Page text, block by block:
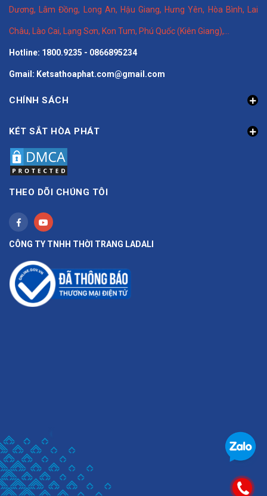
Dương, Lâm Đồng, Long An, Hậu Giang, Hưng Yên, Hòa Bình, Lai
Châu, Lào Cai, Lạng Sơn, Kon Tum, Phú Quốc (Kiên Giang),...
Hotline: 1800.9235 - 0866895234
Gmail: Ketsathoaphat.com@gmail.com
CHÍNH SÁCH
KÉT SẮT HÒA PHÁT
THEO DÕI CHÚNG TÔI
CÔNG TY TNHH THỜI TRANG LADALI